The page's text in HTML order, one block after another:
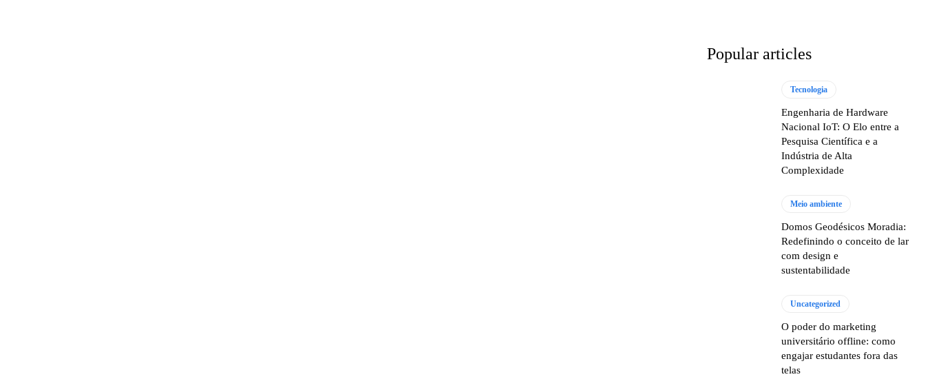
Popular articles
Tecnologia
Engenharia de Hardware
Nacional IoT: O Elo entre a
Pesquisa Científica e a
Indústria de Alta
Complexidade
Meio ambiente
Domos Geodésicos Moradia:
Redefinindo o conceito de lar
com design e
sustentabilidade
Uncategorized
O poder do marketing
universitário offline: como
engajar estudantes fora das
telas